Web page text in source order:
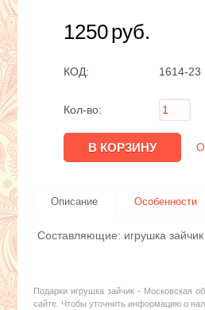
1250руб.
КОД: 1614-23
Кол-во:
Описание Особенности
Составляющие: игрушка зайчик
Подарки игрушка зайчик - Московская
сайте. Чтобы уточнить информацию о